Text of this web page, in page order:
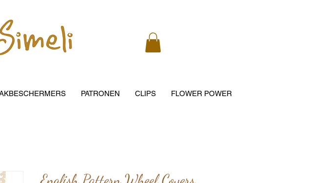
PATRONEN CLIPS FLOWER POWER
English Pattern Wheel Covers,